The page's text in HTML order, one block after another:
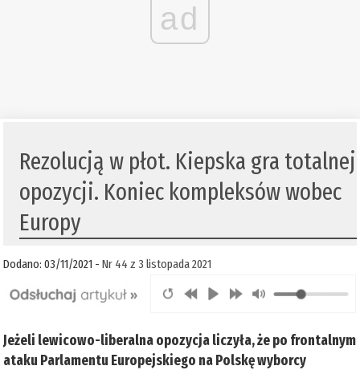
ad
Rezolucją w płot. Kiepska gra totalnej
opozycji. Koniec kompleksów wobec
Europy
Dodano: 03/11/2021 -Nr 44 z 3 listopada 2021
Jeżeli lewicowo-liberalna opozycja liczyła, że po frontalnym
ataku Parlamentu Europejskiego na Polskę wyborcy